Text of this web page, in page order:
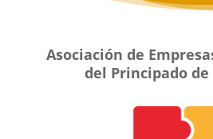
Asociación de
del Principado